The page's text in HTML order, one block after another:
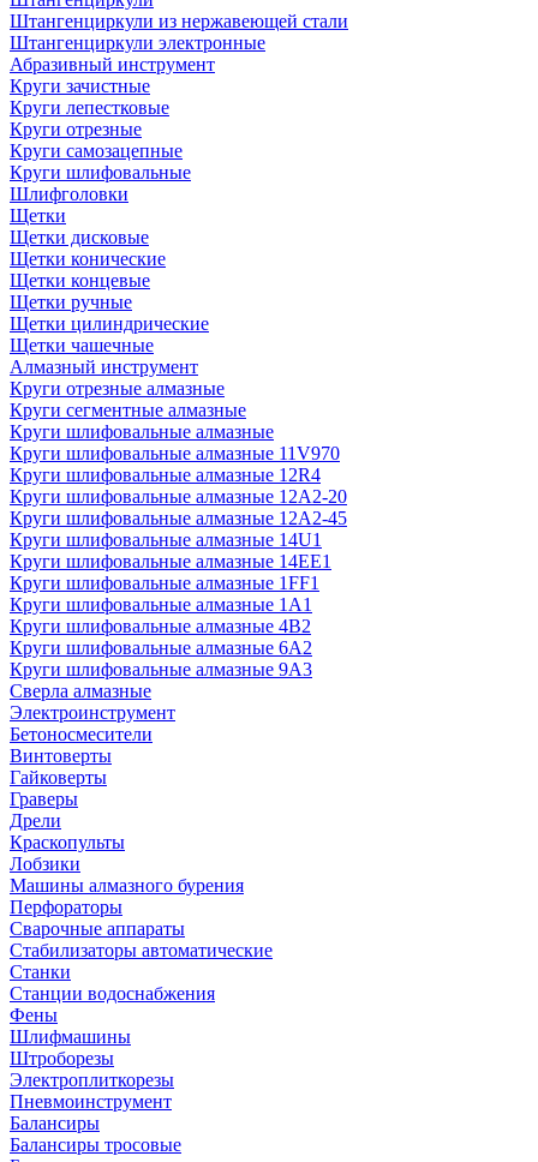
Штангенциркули из нержавеющей стали
Штангенциркули электронные
Абразивный инструмент
Круги зачистные
Круги лепестковые
Круги отрезные
Круги самозацепные
Круги шлифовальные
Шлифголовки
Щетки
Щетки дисковые
Щетки конические
Щетки концевые
Щетки ручные
Щетки цилиндрические
Щетки чашечные
Алмазный инструмент
Круги отрезные алмазные
Круги сегментные алмазные
Круги шлифовальные алмазные
Круги шлифовальные алмазные 11V970
Круги шлифовальные алмазные 12R4
Круги шлифовальные алмазные 12А2-20
Круги шлифовальные алмазные 12А2-45
Круги шлифовальные алмазные 14U1
Круги шлифовальные алмазные 14ЕЕ1
Круги шлифовальные алмазные 1FF1
Круги шлифовальные алмазные 1А1
Круги шлифовальные алмазные 4В2
Круги шлифовальные алмазные 6A2
Круги шлифовальные алмазные 9А3
Сверла алмазные
Электроинструмент
Бетоносмесители
Винтоверты
Гайковерты
Граверы
Дрели
Краскопульты
Лобзики
Машины алмазного бурения
Перфораторы
Сварочные аппараты
Стабилизаторы автоматические
Станки
Станции водоснабжения
Фены
Шлифмашины
Штроборезы
Электроплиткорезы
Пневмоинструмент
Балансиры
Балансиры тросовые